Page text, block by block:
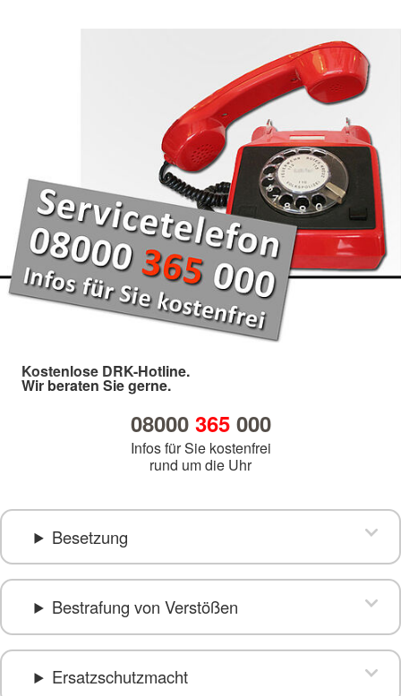
Kostenlose DRK-Hotline.
Wir beraten Sie gerne.
08000 365000
Infos für Sie kostenfrei
rund um die Uhr
Besetzung
Bestrafung von Verstößen
Ersatzschutzmacht